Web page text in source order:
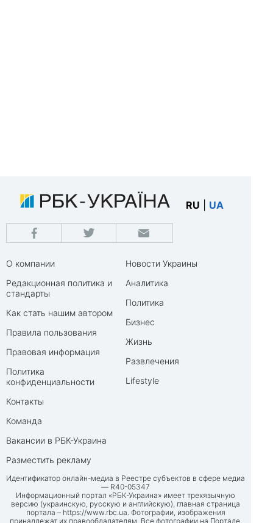
RU UA
О компании
Редакционная политика и
стандарты
Как стать нашим автором
Правила пользования
Правовая информация
Политика
конфиденциальности
Контакты
Команда
Вакансии в РБК-Украина
Разместить рекламу
Новости Украины
Аналитика
Политика
Бизнес
Жизнь
Развлечения
Lifestyle
Идентификатор онлайн-медиа в Реестре субъектов в сфере медиа
— R40-05347
Информационный портал «РБК-Украина» имеет трехязычную
версию (украинскую, русскую и английскую), главная страница
портала – https://www.rbc.ua. Фотографии, изображения
принадлежат их правообладателям. Все фотографии на Портале,